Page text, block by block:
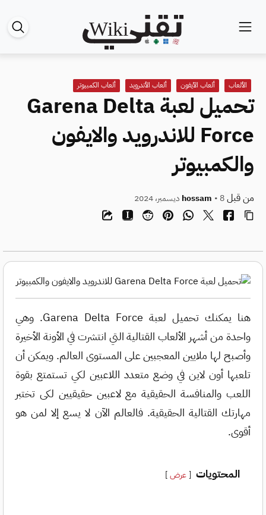
الألعاب ألعاب الآيفون ألعاب الأندرويد ألعاب الكمبيوتر
تحميل لعبة Garena Delta
Force للاندرويد والايفون
والكمبيوتر
من قبل hossam • 8 ديسمبر، 2024
هنا يمكنك تحميل لعبة Garena Delta Force. وهي
واحدة من أشهر الألعاب القتالية التي انتشرت في الأونة الأخيرة
وأصبح لها ملايين المعجبين على المستوى العالم. ويمكن أن
تلعبها أون لاين في وضع متعدد اللاعبين لكي تستمتع بقوة
اللعب والمنافسة الحقيقية مع لاعبين حقيقيين لكى تختبر
مهارتك القتالية الحقيقية. فالعالم الآن لا يسع إلا لمن هو
أقوى.
المحتويات عرض